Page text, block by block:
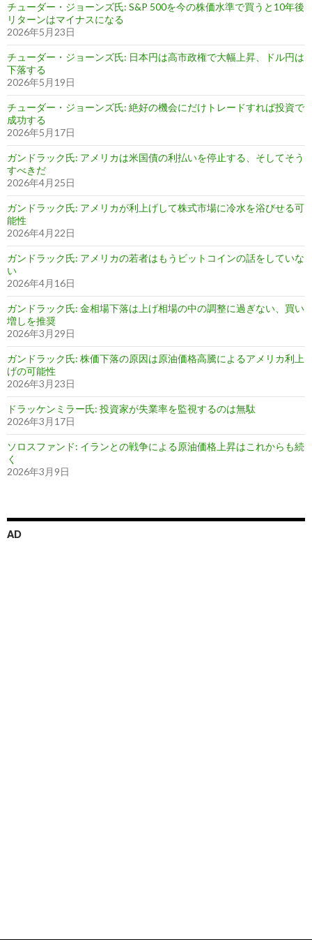
チューダー・ジョーンズ氏: S&P 500を今の株価水準で買うと10年後
リターンはマイナスになる
2026年5月23日
チューダー・ジョーンズ氏: 日本円は高市政権で大幅上昇、ドル円は
下落する
2026年5月19日
チューダー・ジョーンズ氏: 絶好の機会にだけトレードすれば投資で
成功する
2026年5月17日
ガンドラック氏: アメリカは米国債の利払いを停止する、そしてそう
すべきだ
2026年4月25日
ガンドラック氏: アメリカが利上げして株式市場に冷水を浴びせる可
能性
2026年4月22日
ガンドラック氏: アメリカの若者はもうビットコインの話をしていな
い
2026年4月16日
ガンドラック氏: 金相場下落は上げ相場の中の調整に過ぎない、買い
増しを推奨
2026年3月29日
ガンドラック氏: 株価下落の原因は原油価格高騰によるアメリカ利上
げの可能性
2026年3月23日
ドラッケンミラー氏: 投資家が失業率を監視するのは無駄
2026年3月17日
ソロスファンド: イランとの戦争による原油価格上昇はこれからも続
く
2026年3月9日
AD